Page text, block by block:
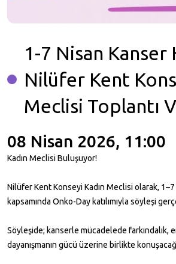
1-7 Nisan Kanser
Nilüfer Kent
Meclisi Toplantı
08 Nisan 2026, 11:00
Kadın Meclisi Buluşuyor!
Nilüfer Kent Konseyi Kadın Meclisi olarak, 1–7
kapsamında Onko-Day katılımıyla söyleşi
Söyleşide; kanserle mücadelede farkındalık,
dayanışmanın gücü üzerine birlikte